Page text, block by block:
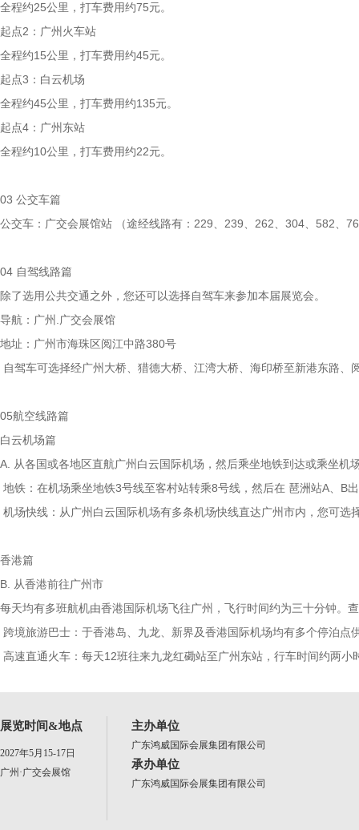
全程约25公里，打车费用约75元。
起点2：广州火车站
全程约15公里，打车费用约45元。
起点3：白云机场
全程约45公里，打车费用约135元。
起点4：广州东站
全程约10公里，打车费用约22元。
03 公交车篇
公交车：广交会展馆站 （途经线路有：229、239、262、304、582、
04 自驾线路篇
除了选用公共交通之外，您还可以选择自驾车来参加本届展览会。
导航：广州.广交会展馆
地址：广州市海珠区阅江中路380号
自驾车可选择经广州大桥、猎德大桥、江湾大桥、海印桥至新港东路
05航空线路篇
白云机场篇
A. 从各国或各地区直航广州白云国际机场，然后乘坐地铁到达或乘坐机
地铁：在机场乘坐地铁3号线至客村站转乘8号线，然后在 琶洲站A、B
机场快线：从广州白云国际机场有多条机场快线直达广州市内，您可
香港篇
B. 从香港前往广州市
每天均有多班航机由香港国际机场飞往广州，飞行时间约为三十分钟
跨境旅游巴士：于香港岛、九龙、新界及香港国际机场均有多个停泊点
高速直通火车：每天12班往来九龙红磡站至广州东站，行车时间约两小
展览时间&地点
2027年5月15-17日
广州·广交会展馆
主办单位
广东鸿威国际会展集团有限公司
承办单位
广东鸿威国际会展集团有限公司